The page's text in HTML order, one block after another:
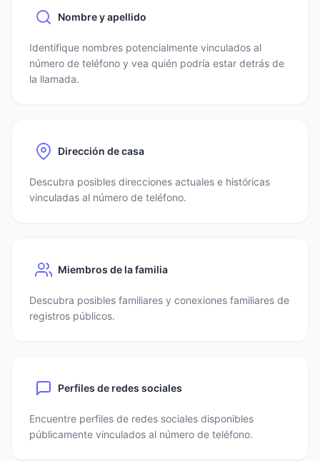
Nombre y apellido
Identifique nombres potencialmente vinculados al
número de teléfono y vea quién podría estar detrás de
la llamada.
Dirección de casa
Descubra posibles direcciones actuales e históricas
vinculadas al número de teléfono.
Miembros de la familia
Descubra posibles familiares y conexiones familiares de
registros públicos.
Perfiles de redes sociales
Encuentre perfiles de redes sociales disponibles
públicamente vinculados al número de teléfono.